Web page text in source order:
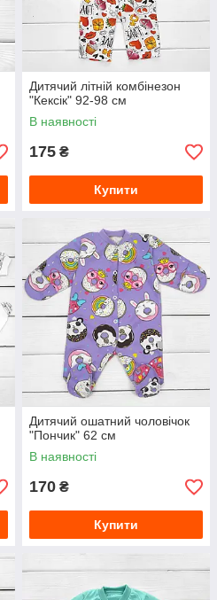
Дитячий літній комбінезон
"Кексік" 92-98 см
В наявності
175 ₴
Купити
Дитячий ошатний чоловічок
"Пончик" 62 см
В наявності
170 ₴
Купити